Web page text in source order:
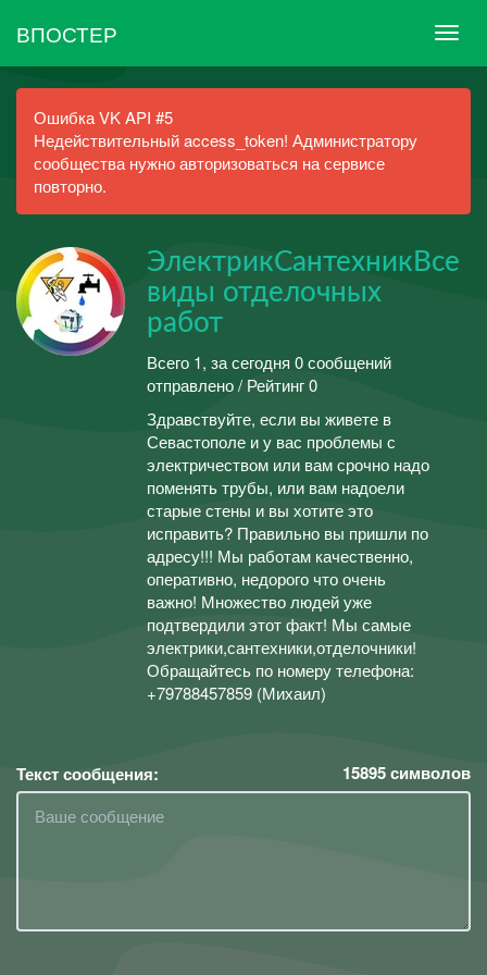
ВПОСТЕР
Ошибка VK API #5
Недействительный access_token! Администратору
сообщества нужно авторизоваться на сервисе
повторно.
ЭлектрикСантехникВсе
виды отделочных
работ
Всего 1, за сегодня 0 сообщений
отправлено / Рейтинг 0
Здравствуйте, если вы живете в
Севастополе и у вас проблемы с
электричеством или вам срочно надо
поменять трубы, или вам надоели
старые стены и вы хотите это
исправить? Правильно вы пришли по
адресу!!! Мы работам качественно,
оперативно, недорого что очень
важно! Множество людей уже
подтвердили этот факт! Мы самые
электрики,сантехники,отделочники!
Обращайтесь по номеру телефона:
+79788457859 (Михаил)
Текст сообщения: 15895символов